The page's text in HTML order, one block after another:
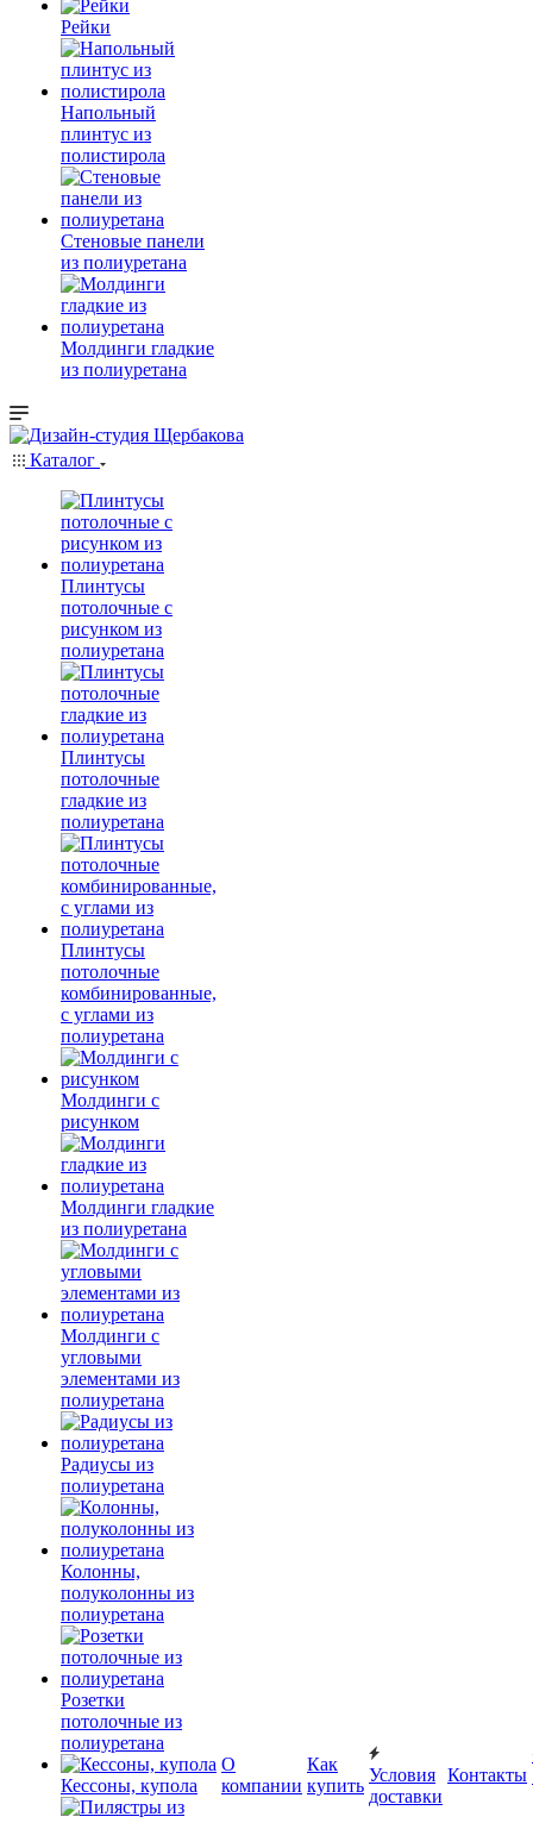
Рейки
Напольный
плинтус из
полистирола
Стеновые панели
из полиуретана
Молдинги гладкие
из полиуретана
Каталог
Плинтусы
потолочные с
рисунком из
полиуретана
Плинтусы
потолочные
гладкие из
полиуретана
Плинтусы
потолочные
комбинированные,
с углами из
полиуретана
Молдинги c
рисунком
Молдинги гладкие
из полиуретана
Молдинги с
угловыми
элементами из
полиуретана
Радиусы из
полиуретана
Колонны,
полуколонны из
полиуретана
Розетки
потолочные из
полиуретана
Кессоны, купола
О
компании
Как
купить
Условия
доставки
Контакты